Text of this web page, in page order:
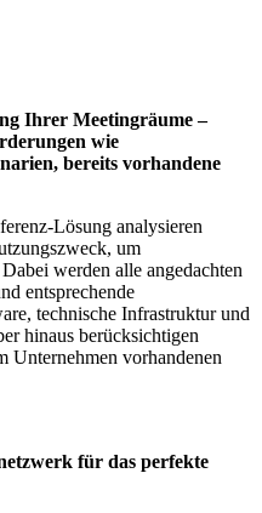
Ihrer Meetingräume –
wie
bereits vorhandene
Lösung analysieren
um
werden alle angedachten
entsprechende
technische Infrastruktur und
hinaus berücksichtigen
Unternehmen vorhandenen
für das perfekte